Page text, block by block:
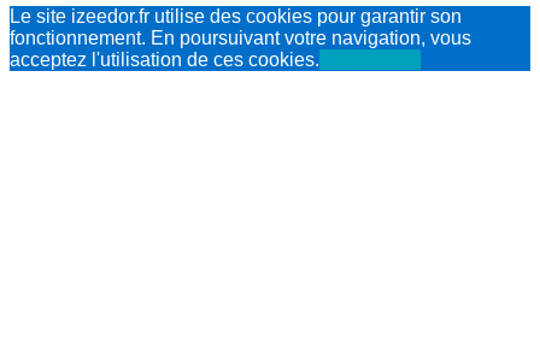
Le site izeedor.fr utilise des cookies pour garantir son
fonctionnement. En poursuivant votre navigation, vous
acceptez l'utilisation de ces cookies.